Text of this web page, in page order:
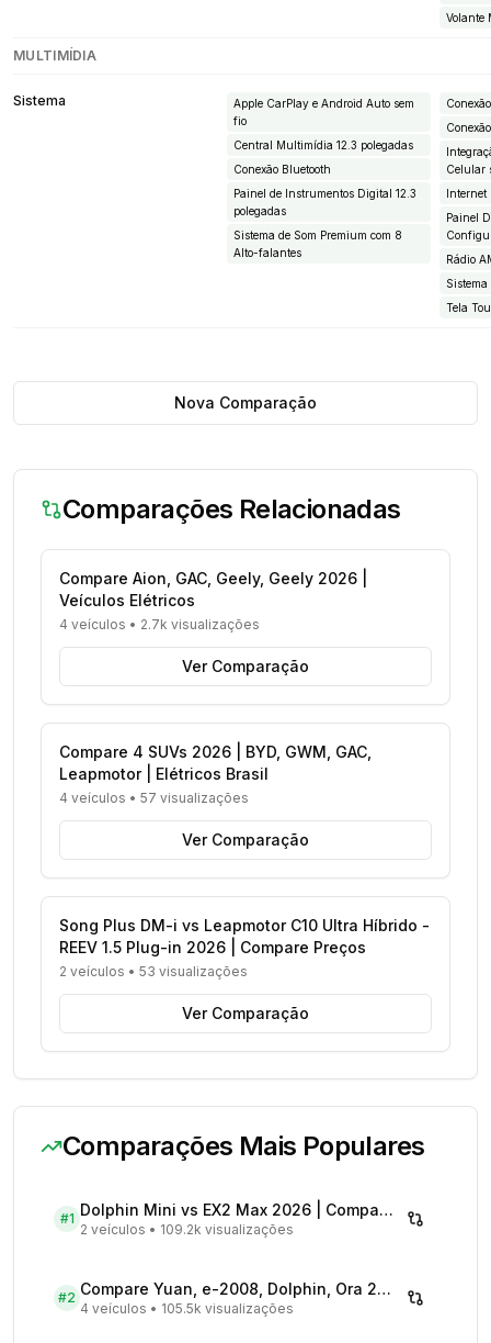
Volante
MULTIMÍDIA
Sistema
Apple CarPlay e Android Auto sem
fio
Central Multimídia 12.3 polegadas
Conexão Bluetooth
Painel de Instrumentos Digital 12.3
polegadas
Sistema de Som Premium com 8
Alto-falantes
Celular
Internet
Painel
Rádio
Sistema
Tela
Nova Comparação
Comparações Relacionadas
Compare Aion, GAC, Geely, Geely 2026 |
Veículos Elétricos
4 veículos • 2.7k visualizações
Ver Comparação
Compare 4 SUVs 2026 | BYD, GWM, GAC,
Leapmotor | Elétricos Brasil
4 veículos • 57 visualizações
Ver Comparação
Song Plus DM-i vs Leapmotor C10 Ultra Híbrido -
REEV 1.5 Plug-in 2026 | Compare Preços
2 veículos • 53 visualizações
Ver Comparação
Comparações Mais Populares
#1 Dolphin Mini vs EX2 Max 2026 | Compare Preços
2 veículos • 109.2k visualizações
#2 Compare Yuan, e-2008, Dolphin, Ora 2026 | Veículos Elétricos
4 veículos • 105.5k visualizações